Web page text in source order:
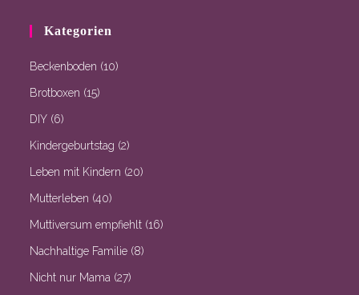
Kategorien
Beckenboden (10)
Brotboxen (15)
DIY (6)
Kindergeburtstag (2)
Leben mit Kindern (20)
Mutterleben (40)
Muttiversum empfiehlt (16)
Nachhaltige Familie (8)
Nicht nur Mama (27)